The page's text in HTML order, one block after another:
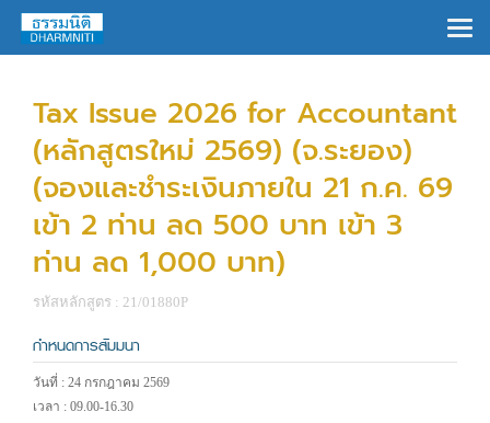
Tax Issue 2026 for Accountant
(หลักสูตรใหม่ 2569) (จ.ระยอง)
(จองและชำระเงินภายใน 21 ก.ค. 69
เข้า 2 ท่าน ลด 500 บาท เข้า 3
ท่าน ลด 1,000 บาท)
รหัสหลักสูตร : 21/01880P
กำหนดการสัมมนา
วันที่ : 24 กรกฎาคม 2569
เวลา : 09.00-16.30
×